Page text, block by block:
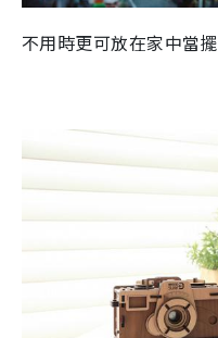
不用時更可放在家中當擺